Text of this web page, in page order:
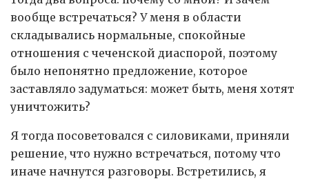
вообще встречаться? У меня в области
складывались нормальные, спокойные
отношения с чеченской диаспорой, поэтому
было непонятно предложение, которое
заставляло задуматься: может быть, меня хотят
уничтожить?
Я тогда посоветовался с силовиками, приняли
решение, что нужно встречаться, потому что
иначе начнутся разговоры. Встретились, я